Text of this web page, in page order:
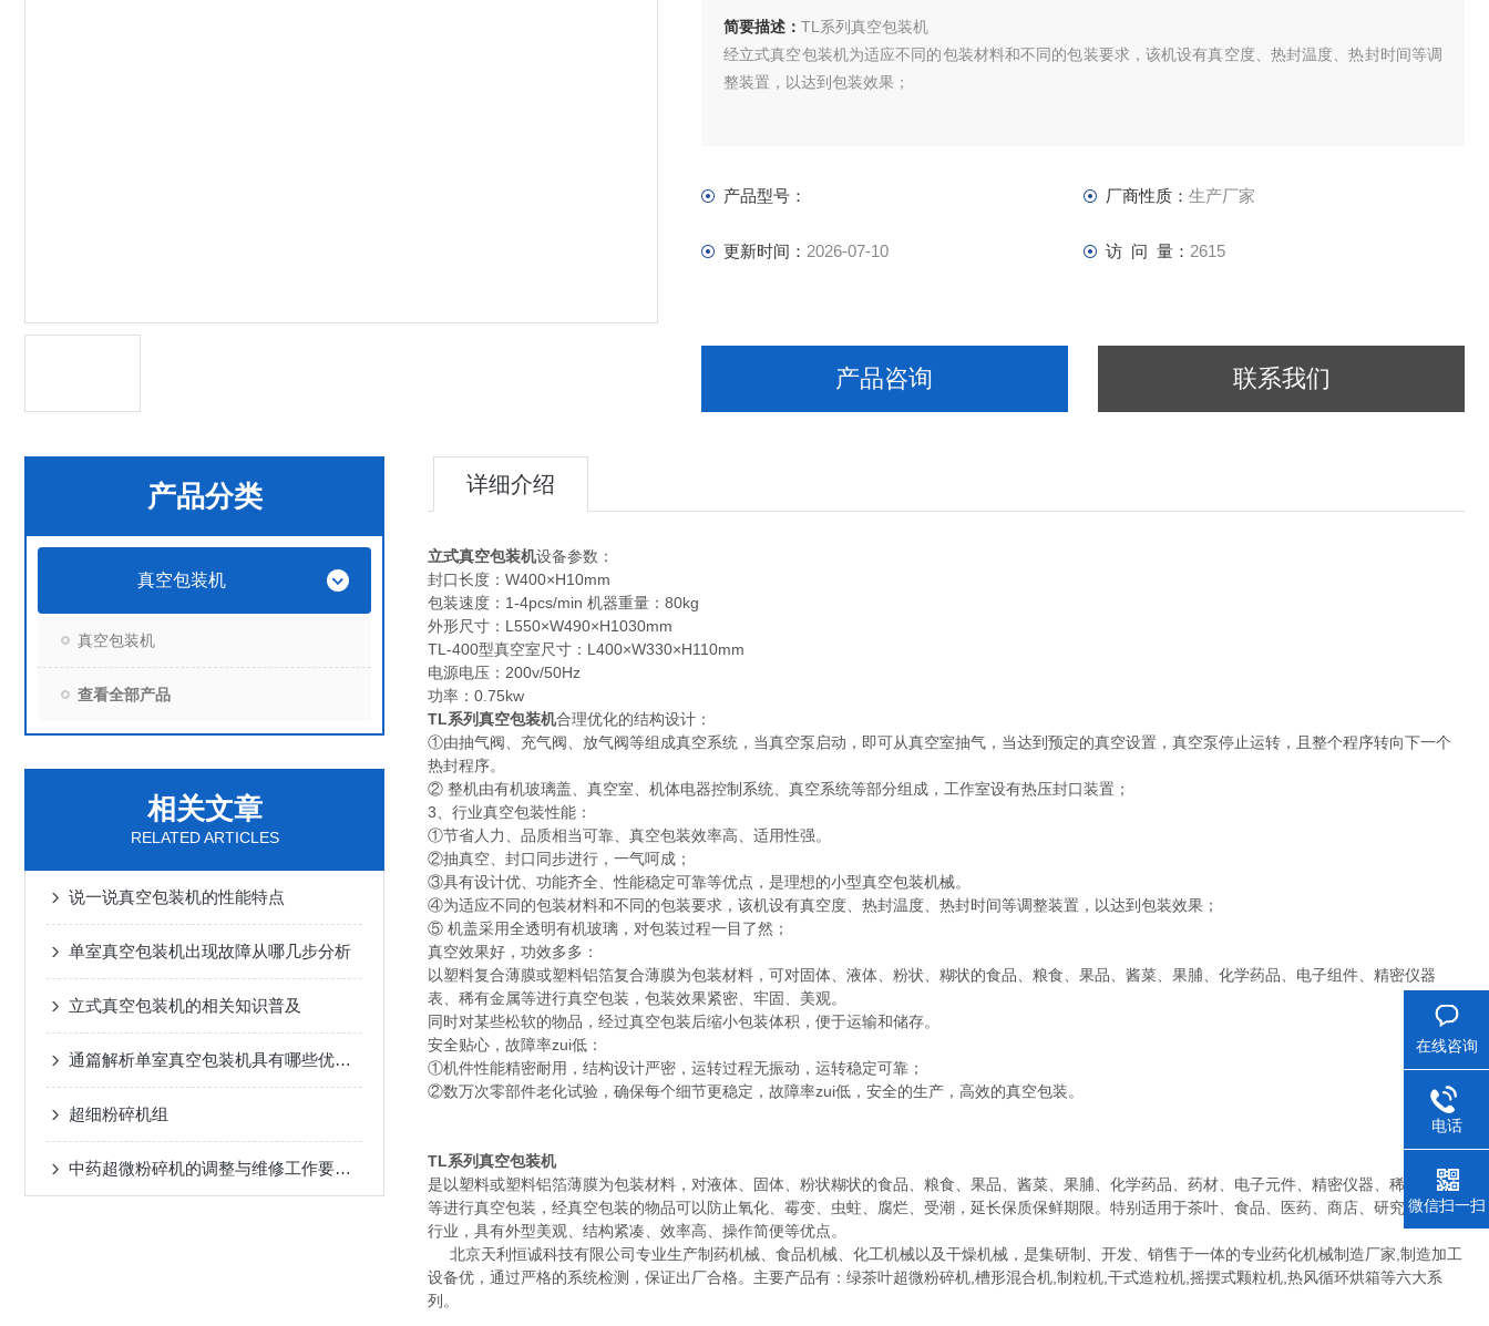
简要描述： TL系列真空包装机
经立式真空包装机为适应不同的包装材料和不同的包装要求，该机设有真空度、热封温度、热封时间等调
整装置，以达到包装效果；
产品型号： 厂商性质： 生产厂家
更新时间： 2026-07-10 访 问 量： 2615
产品咨询 联系我们
产品分类
真空包装机
真空包装机
查看全部产品
相关文章
RELATED ARTICLES
说一说真空包装机的性能特点
单室真空包装机出现故障从哪几步分析
立式真空包装机的相关知识普及
通篇解析单室真空包装机具有哪些优点？
超细粉碎机组
中药超微粉碎机的调整与维修工作要怎么做？
详细介绍
立式真空包装机设备参数：
封口长度：W400×H10mm
包装速度：1-4pcs/min 机器重量：80kg
外形尺寸：L550×W490×H1030mm
TL-400型真空室尺寸：L400×W330×H110mm
电源电压：200v/50Hz
功率：0.75kw
TL系列真空包装机合理优化的结构设计：
①由抽气阀、充气阀、放气阀等组成真空系统，当真空泵启动，即可从真空室抽气，当达到预定的真空设置，真空泵停止运转，且整个程序转向下一个
热封程序。
② 整机由有机玻璃盖、真空室、机体电器控制系统、真空系统等部分组成，工作室设有热压封口装置；
3、行业真空包装性能：
①节省人力、品质相当可靠、真空包装效率高、适用性强。
②抽真空、封口同步进行，一气呵成；
③具有设计优、功能齐全、性能稳定可靠等优点，是理想的小型真空包装机械。
④为适应不同的包装材料和不同的包装要求，该机设有真空度、热封温度、热封时间等调整装置，以达到包装效果；
⑤ 机盖采用全透明有机玻璃，对包装过程一目了然；
真空效果好，功效多多：
以塑料复合薄膜或塑料铝箔复合薄膜为包装材料，可对固体、液体、粉状、糊状的食品、粮食、果品、酱菜、果脯、化学药品、电子组件、精密仪器
表、稀有金属等进行真空包装，包装效果紧密、牢固、美观。
同时对某些松软的物品，经过真空包装后缩小包装体积，便于运输和储存。
安全贴心，故障率zui低：
①机件性能精密耐用，结构设计严密，运转过程无振动，运转稳定可靠；
②数万次零部件老化试验，确保每个细节更稳定，故障率zui低，安全的生产，高效的真空包装。
TL系列真空包装机
是以塑料或塑料铝箔薄膜为包装材料，对液体、固体、粉状糊状的食品、粮食、果品、酱菜、果脯、化学药品、药材、电子元件、精密仪器、稀有金属
等进行真空包装，经真空包装的物品可以防止氧化、霉变、虫蛀、腐烂、受潮，延长保质保鲜期限。特别适用于茶叶、食品、医药、商店、研究机构等
行业，具有外型美观、结构紧凑、效率高、操作简便等优点。
北京天利恒诚科技有限公司专业生产制药机械、食品机械、化工机械以及干燥机械，是集研制、开发、销售于一体的专业药化机械制造厂家,制造加工
设备优，通过严格的系统检测，保证出厂合格。主要产品有：绿茶叶超微粉碎机,槽形混合机,制粒机,干式造粒机,摇摆式颗粒机,热风循环烘箱等六大系
列。
在线咨询
电话
微信扫一扫